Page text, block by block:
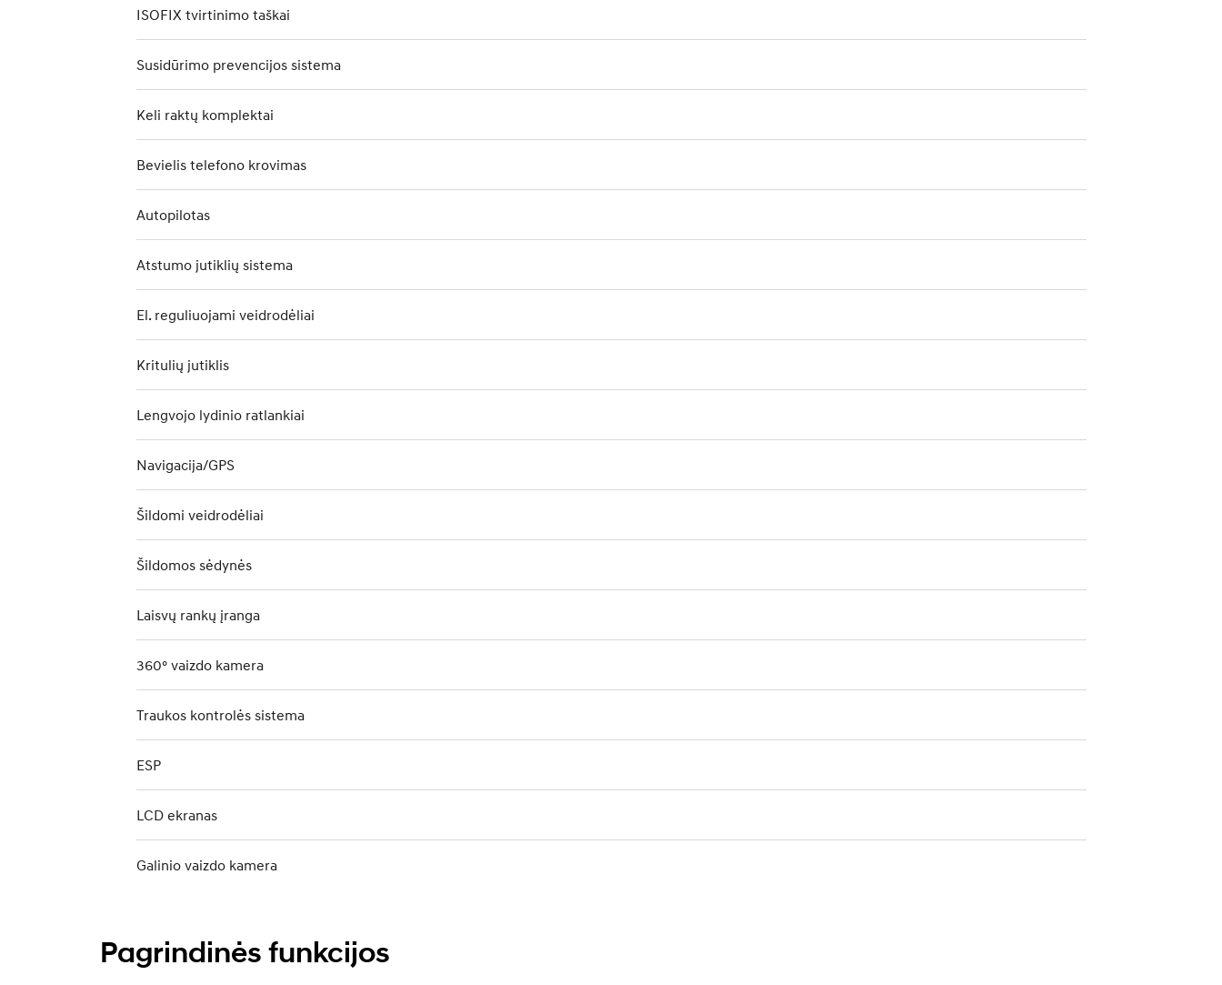
ISOFIX tvirtinimo taškai
Susidūrimo prevencijos sistema
Keli raktų komplektai
Bevielis telefono krovimas
Autopilotas
Atstumo jutiklių sistema
El. reguliuojami veidrodėliai
Kritulių jutiklis
Lengvojo lydinio ratlankiai
Navigacija/GPS
Šildomi veidrodėliai
Šildomos sėdynės
Laisvų rankų įranga
360° vaizdo kamera
Traukos kontrolės sistema
ESP
LCD ekranas
Galinio vaizdo kamera
Pagrindinės funkcijos